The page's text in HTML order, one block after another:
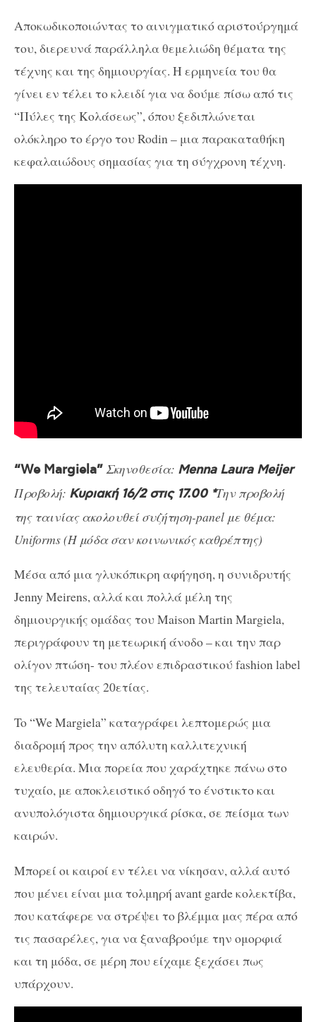
Αποκωδικοποιώντας το αινιγματικό αριστούργημά
του, διερευνά παράλληλα θεμελιώδη θέματα της
τέχνης και της δημιουργίας. Η ερμηνεία του θα
γίνει εν τέλει το κλειδί για να δούμε πίσω από τις
“Πύλες της Κολάσεως”, όπου ξεδιπλώνεται
ολόκληρο το έργο του Rodin – μια παρακαταθήκη
κεφαλαιώδους σημασίας για τη σύγχρονη τέχνη.
“We Margiela”Σκηνοθεσία: Menna Laura Meijer
Προβολή: Κυριακή 16/2 στις 17.00 *Την προβολή
της ταινίας ακολουθεί συζήτηση-panel με θέμα:
Uniforms (Η μόδα σαν κοινωνικός καθρέπτης)
Μέσα από μια γλυκόπικρη αφήγηση, η συνιδρυτής
Jenny Meirens, αλλά και πολλά μέλη της
δημιουργικής ομάδας του Maison Martin Margiela,
περιγράφουν τη μετεωρική άνοδο – και την παρ
ολίγον πτώση- του πλέον επιδραστικού fashion label
της τελευταίας 20ετίας.
To “We Margiela” καταγράφει λεπτομερώς μια
διαδρομή προς την απόλυτη καλλιτεχνική
ελευθερία. Μια πορεία που χαράχτηκε πάνω στο
τυχαίο, με αποκλειστικό οδηγό το ένστικτο και
ανυπολόγιστα δημιουργικά ρίσκα, σε πείσμα των
καιρών.
Μπορεί οι καιροί εν τέλει να νίκησαν, αλλά αυτό
που μένει είναι μια τολμηρή avant garde κολεκτίβα,
που κατάφερε να στρέψει το βλέμμα μας πέρα από
τις πασαρέλες, για να ξαναβρούμε την ομορφιά
και τη μόδα, σε μέρη που είχαμε ξεχάσει πως
υπάρχουν.